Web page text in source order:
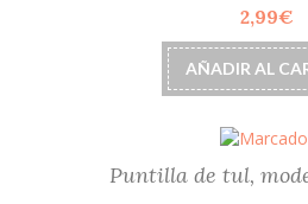
2,99€
AÑADIR AL
Puntilla de tul,